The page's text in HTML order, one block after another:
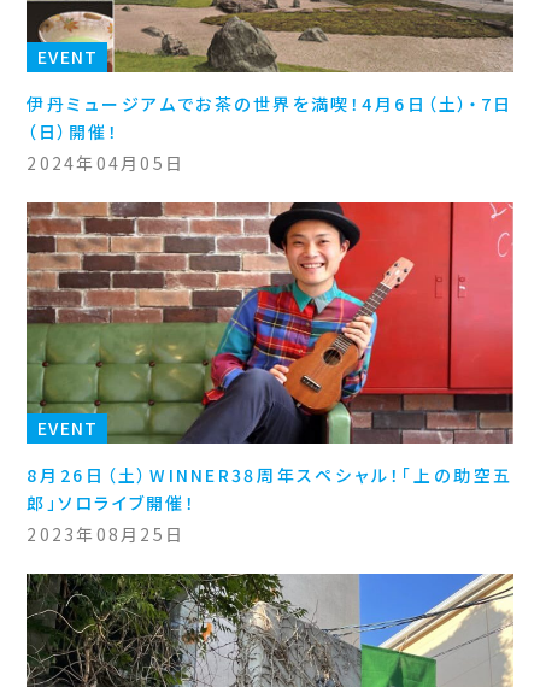
EVENT
伊丹ミュージアムでお茶の世界を満喫！4月6日（土）・7日
（日）開催！
2024年04月05日
EVENT
8月26日（土）WINNER38周年スペシャル！「上の助空五
郎」ソロライブ開催！
2023年08月25日